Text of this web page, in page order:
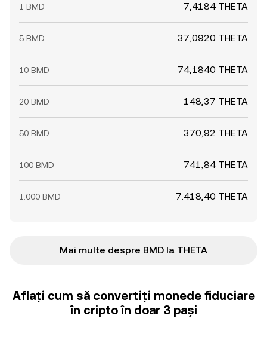
1 BMD 7,4184 THETA
5 BMD 37,0920 THETA
10 BMD 74,1840 THETA
20 BMD 148,37 THETA
50 BMD 370,92 THETA
100 BMD 741,84 THETA
1.000 BMD 7.418,40 THETA
Mai multe despre BMD la THETA
Aflați cum să convertiți monede fiduciare
în cripto în doar 3 pași